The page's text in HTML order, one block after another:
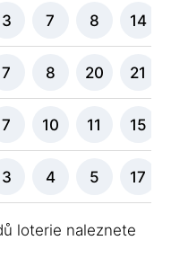
3 7 8 14
7 8 20 21
7 10 11 15
3 4 5 17
loterie naleznete